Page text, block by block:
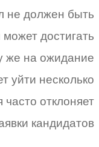
не должен быть
достигать
же на ожидание
уйти несколько
часто отклоняет
кандидатов.